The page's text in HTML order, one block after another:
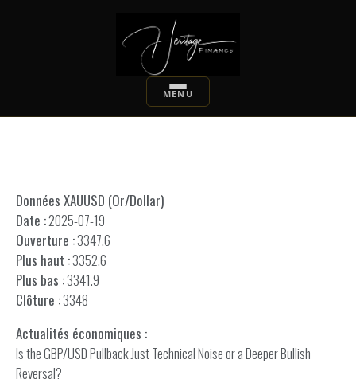
Données XAUUSD (Or/Dollar)
Date :2025-07-19
Ouverture :3347.6
Plus haut :3352.6
Plus bas :3341.9
Clôture :3348
Actualités économiques :
Is the GBP/USD Pullback Just Technical Noise or a Deeper Bullish
Reversal?